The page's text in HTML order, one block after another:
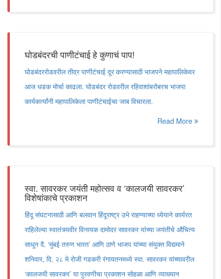
घोडबंदरची पाणीटंचाई हे कुणाचं पाप!
घोडबंदररोडवरील तीव्र पाणीटंचाई दूर करण्यासाठी भाजपने महापालिकेवर
आज धडक मोर्चा काढला. घोडबंदर रोडवरील रहिवाशांबरोबरच भाजपा
कार्यकर्त्यांनी महापालिकेला पाणीटंचाईचा जाब विचारला.
Read More
स्वा. सावरकर जयंती महोत्सव व ‘कालजयी सावरकर’
विशेषांकाचे प्रकाशन
हिंदू संघटनासाठी आणि बलवान हिंदूराष्ट्र उभे राहण्याच्या ध्येयाने कार्यरत
राहिलेल्या स्वातंत्र्यवीर विनायक दामोदर सावरकर यांच्या जयंतीचे औचित्य
साधून दै. ‘मुंबई तरुण भारत’ आणि ठाणे भाजप यांच्या संयुक्त विद्यमाने
शनिवार, दि. २८ मे रोजी गडकरी रंगायतनमध्ये स्वा. सावरकर यांच्यावरील
‘कालजयी सावरकर’ या पुरवणीचा प्रकाशन सोहळा आणि व्याख्यान